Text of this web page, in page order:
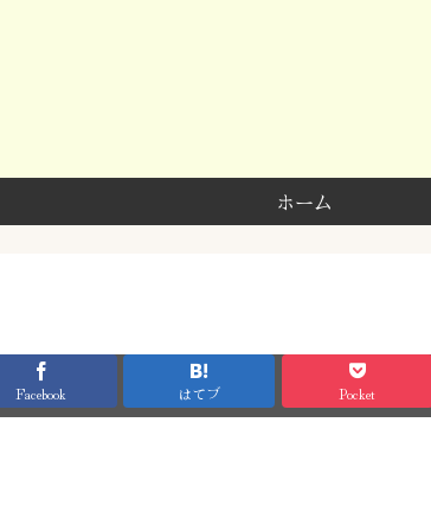
ホーム
Facebook はてブ Pocket